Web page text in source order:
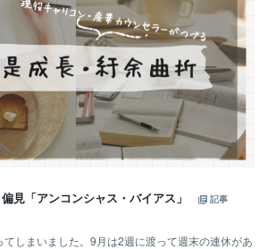
見「アンコンシャス・バイアス」
記事
てしまいました。9月は2週に渡って週末の連休があ